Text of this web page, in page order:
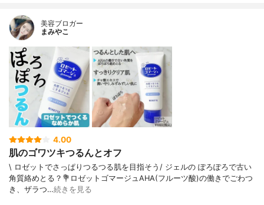
美容ブロガー
まみやこ
4.00
肌のゴワツキつるんとオフ
\ ロゼットでさっぱりつるつる肌を目指そう/⁡⁡ ジェルの ぽろぽろで古い
角質絡めとる？⁡⁡💐ロゼットゴマージュ⁡⁡AHA(フルーツ酸)の働きでごわつ
き、ザラつ…続きを見る